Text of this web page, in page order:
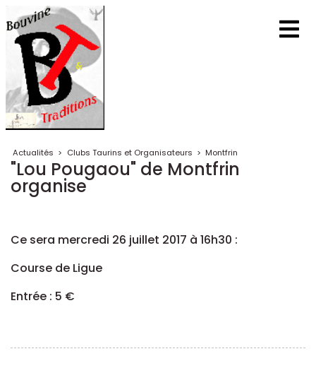
Actualités > Clubs Taurins et Organisateurs > Montfrin
"Lou Pougaou" de Montfrin
organise
Ce sera mercredi 26 juillet 2017 à 16h30 :
Course de Ligue
Entrée : 5 €